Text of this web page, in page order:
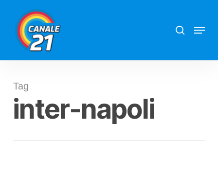
main
content
Menu
Tag
inter-napoli